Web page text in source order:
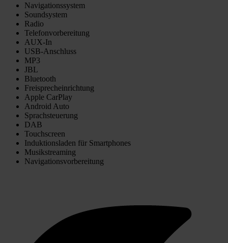
Navigationssystem
Soundsystem
Radio
Telefonvorbereitung
AUX-In
USB-Anschluss
MP3
JBL
Bluetooth
Freisprecheinrichtung
Apple CarPlay
Android Auto
Sprachsteuerung
DAB
Touchscreen
Induktionsladen für Smartphones
Musikstreaming
Navigationsvorbereitung